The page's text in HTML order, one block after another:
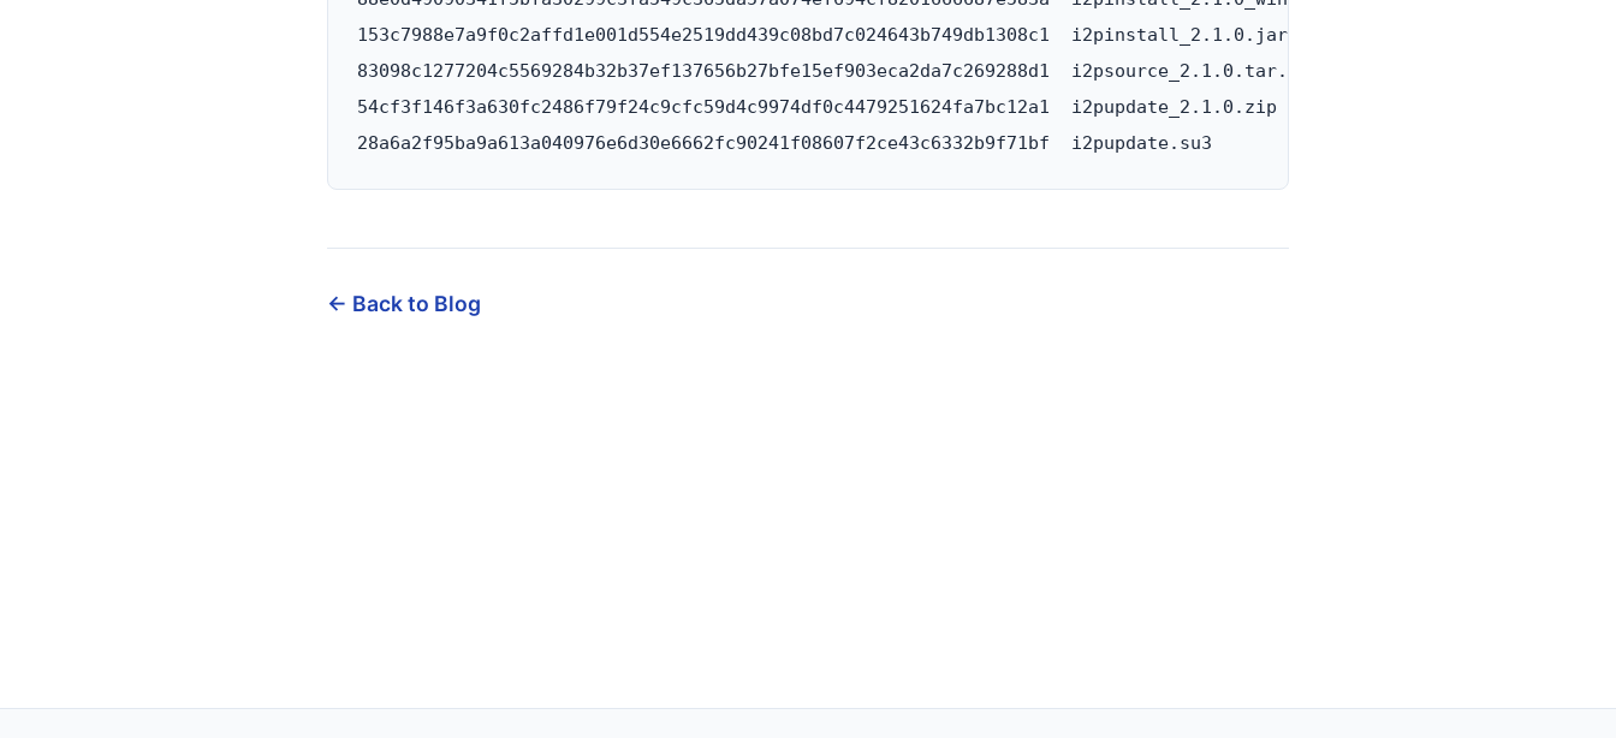
153c7988e7a9f0c2affd1e001d554e2519dd439c08bd7c024643b749db1308c1  i2pinstall_2.1.0.jar
83098c1277204c5569284b32b37ef137656b27bfe15ef903eca2da7c269288d1  i2psource_2.1.0.tar.bz2
54cf3f146f3a630fc2486f79f24c9cfc59d4c9974df0c4479251624fa7bc12a1  i2pupdate_2.1.0.zip
← Back to Blog